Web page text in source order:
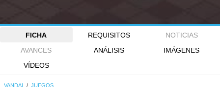
FICHA REQUISITOS
NOTICIAS
AVANCES
ANÁLISIS
IMÁGENES
VÍDEOS
VANDAL JUEGOS